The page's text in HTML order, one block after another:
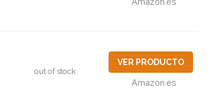
out of stock
VER PRODUCTO
Amazon.es